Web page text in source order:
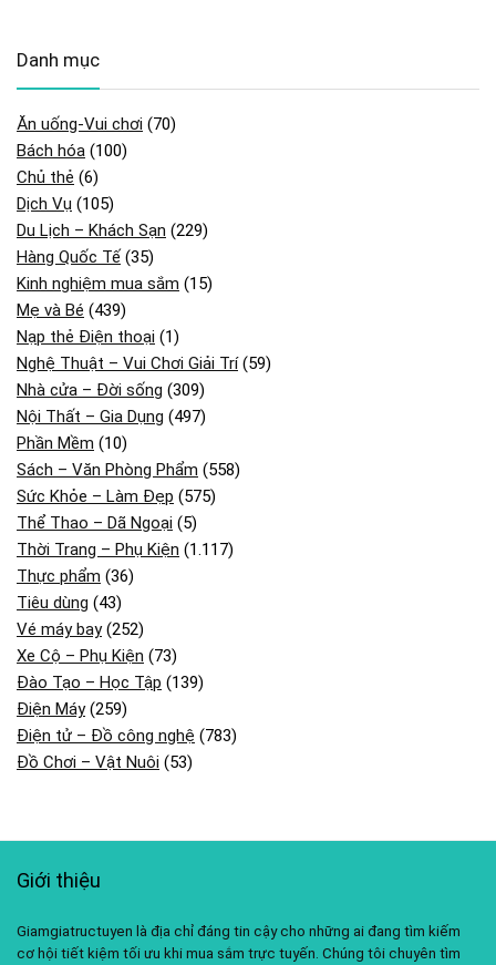
Danh mục
Ăn uống-Vui chơi (70)
Bách hóa (100)
Chủ thẻ (6)
Dịch Vụ (105)
Du Lịch – Khách Sạn (229)
Hàng Quốc Tế (35)
Kinh nghiệm mua sắm (15)
Mẹ và Bé (439)
Nạp thẻ Điện thoại (1)
Nghệ Thuật – Vui Chơi Giải Trí(59)
Nhà cửa – Đời sống (309)
Nội Thất – Gia Dụng (497)
Phần Mềm (10)
Sách – Văn Phòng Phẩm (558)
Sức Khỏe – Làm Đẹp (575)
Thể Thao – Dã Ngoại (5)
Thời Trang – Phụ Kiện (1.117)
Thực phẩm (36)
Tiêu dùng (43)
Vé máy bay(252)
Xe Cộ – Phụ Kiện (73)
Đào Tạo – Học Tập (139)
Điện Máy(259)
Điện tử – Đồ công nghệ (783)
Đồ Chơi – Vật Nuôi (53)
Giới thiệu
Giamgiatructuyen là địa chỉ đáng tin cậy cho những ai đang tìm kiếm
cơ hội tiết kiệm tối ưu khi mua sắm trực tuyến. Chúng tôi chuyên tìm